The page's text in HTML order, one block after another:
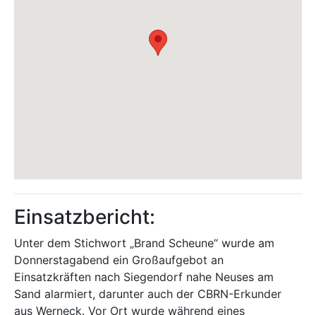
Einsatzbericht:
Unter dem Stichwort „Brand Scheune“ wurde am
Donnerstagabend ein Großaufgebot an
Einsatzkräften nach Siegendorf nahe Neuses am
Sand alarmiert, darunter auch der CBRN-Erkunder
aus Werneck. Vor Ort wurde während eines